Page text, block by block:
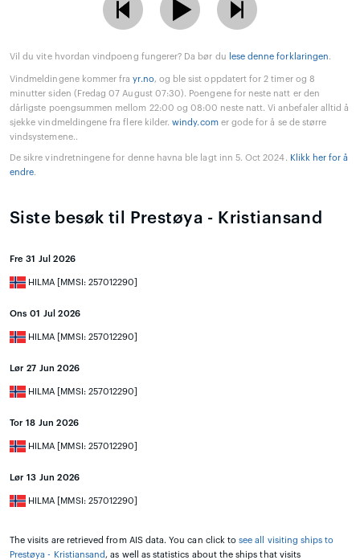
Vil du vite hvordan vindpoeng fungerer? Da bør du lese denne forklaringen.
Vindmeldingene kommer frayr.no, og ble sist oppdatert for 2 timer og 8
minutter siden (Fredag 07 August 07:30). Poengene for neste natt er den
dårligste poengsummen mellom 22:00 og 08:00 neste natt. Vi anbefaler alltid å
sjekke vindmeldingene fra flere kilder.windy.comer gode for å se de større
vindsystemene..
De sikre vindretningene for denne havna ble lagt inn 5. Oct 2024. Klikk her for å
endre.
Siste besøk til Prestøya - Kristiansand
Fre 31 Jul 2026
HILMA [MMSI: 257012290]
Ons 01 Jul 2026
HILMA [MMSI: 257012290]
Lør 27 Jun 2026
HILMA [MMSI: 257012290]
Tor 18 Jun 2026
HILMA [MMSI: 257012290]
Lør 13 Jun 2026
HILMA [MMSI: 257012290]
The visits are retrieved from AIS data. You can click tosee all visiting ships to
Prestøya - Kristiansand , as well as statistics about the ships that visits